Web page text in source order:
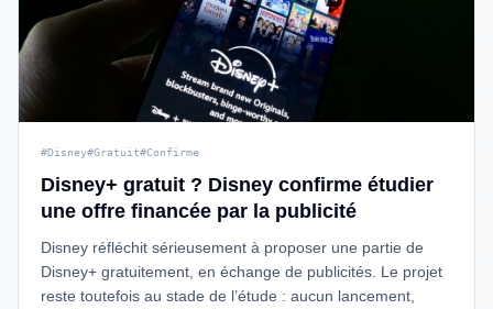
#Disney#Gratuit#Confirme
Disney+ gratuit ? Disney confirme étudier
une offre financée par la publicité
Disney réfléchit sérieusement à proposer une partie de
Disney+ gratuitement, en échange de publicités. Le projet
reste toutefois au stade de l’étude : aucun lancement,